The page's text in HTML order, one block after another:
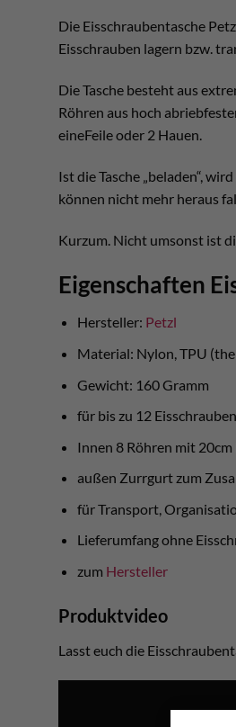
Die Eisschraubentasche
Eisschrauben lagern bzw.
Die Tasche besteht aus
Röhren aus hoch
eineFeile oder 2 Hauen.
Ist die Tasche „beladen“,
können nicht mehr heraus
Kurzum. Nicht umsonst ist
Eigenschaften
Hersteller: Petzl
Material: Nylon, TPU
Gewicht: 160 Gramm
für bis zu 12
Innen 8 Röhren mit 20cm
außen Zurrgurt zum
für Transport,
Lieferumfang ohne
zum Hersteller
Produktvideo
Lasst euch die